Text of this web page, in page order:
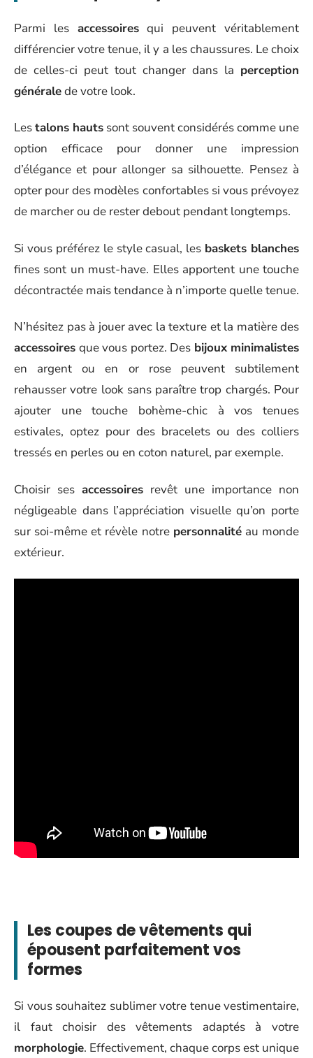
Parmi les accessoiresqui peuvent véritablement
différencier votre tenue, il y a les chaussures. Le choix
de celles-ci peut tout changer dans la perception
généralede votre look.
Lestalons hauts sont souvent considérés comme une
option efficace pour donner une impression
d’élégance et pour allonger sa silhouette. Pensez à
opter pour des modèles confortables si vous prévoyez
de marcher ou de rester debout pendant longtemps.
Si vous préférez le style casual, les baskets blanches
fines sont un must-have. Elles apportent une touche
décontractée mais tendance à n’importe quelle tenue.
N’hésitez pas à jouer avec la texture et la matière des
accessoires que vous portez. Des bijoux minimalistes
en argent ou en or rose peuvent subtilement
rehausser votre look sans paraître trop chargés. Pour
ajouter une touche bohème-chic à vos tenues
estivales, optez pour des bracelets ou des colliers
tressés en perles ou en coton naturel, par exemple.
Choisir ses accessoires revêt une importance non
négligeable dans l’appréciation visuelle qu’on porte
sur soi-même et révèle notre personnalitéau monde
extérieur.
Les coupes de vêtements qui
épousent parfaitement vos
formes
Si vous souhaitez sublimer votre tenue vestimentaire,
il faut choisir des vêtements adaptés à votre
morphologie. Effectivement, chaque corps est unique